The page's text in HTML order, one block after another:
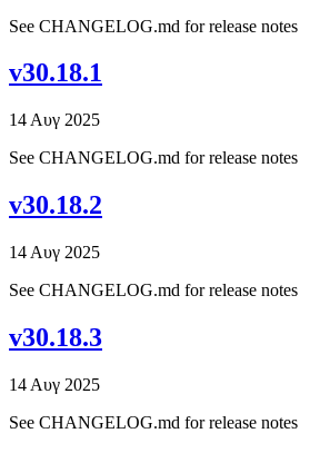
See CHANGELOG.md for release notes
v30.18.1
14 Αυγ 2025
See CHANGELOG.md for release notes
v30.18.2
14 Αυγ 2025
See CHANGELOG.md for release notes
v30.18.3
14 Αυγ 2025
See CHANGELOG.md for release notes